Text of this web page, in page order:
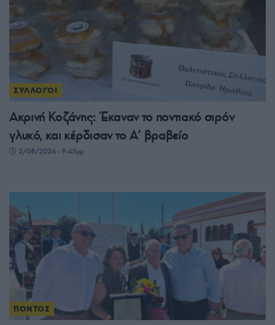
ΣΥΛΛΟΓΟΙ
Ακρινή Κοζάνης: Έκαναν το ποντιακό σιρόν
γλυκό, και κέρδισαν το A’ βραβείο
2/08/2026 - 9:45μμ
ΠΟΝΤΟΣ